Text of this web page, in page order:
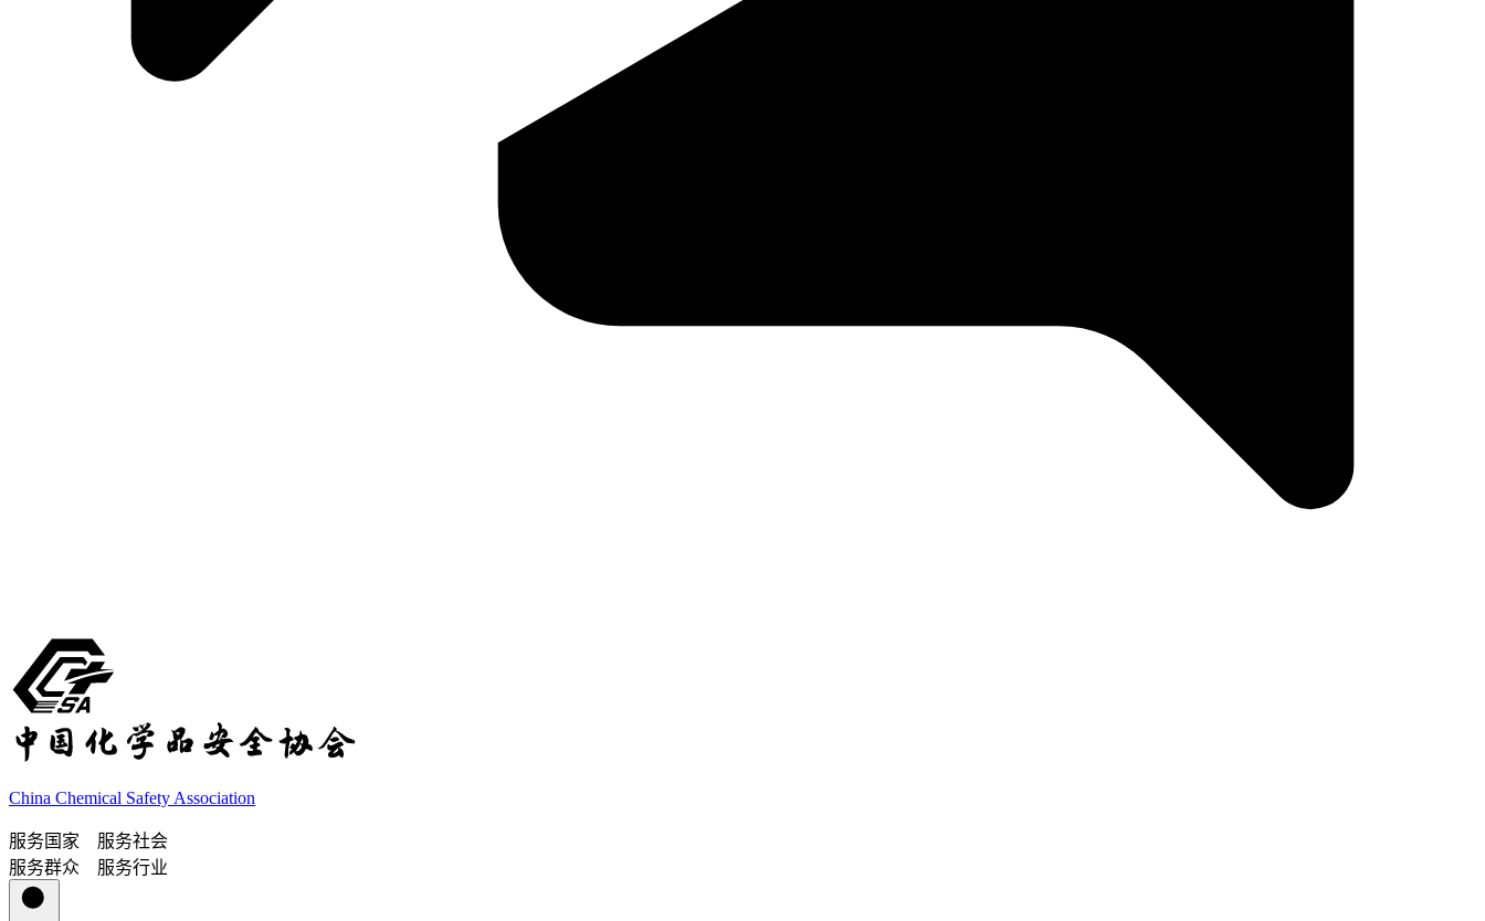
China Chemical Safety Association
服务国家 服务社会
服务群众 服务行业